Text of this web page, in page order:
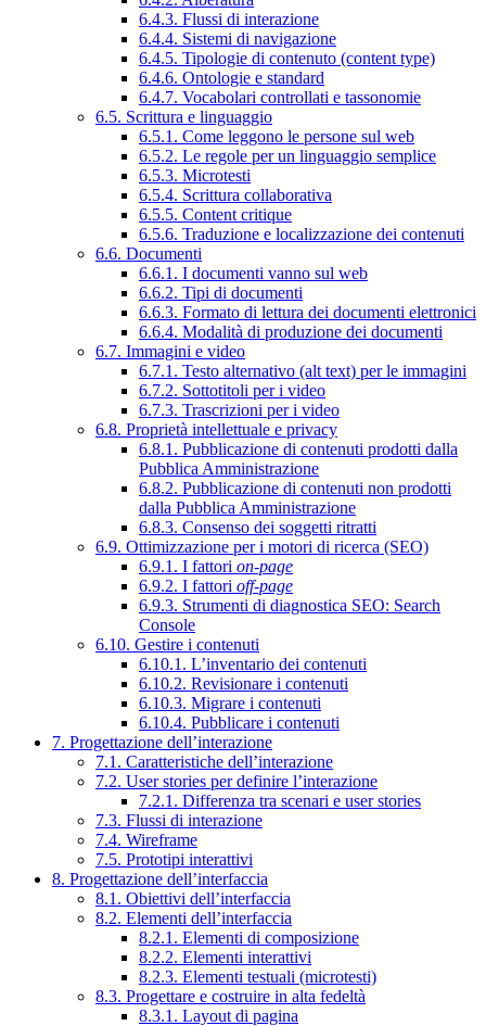
6.4.3. Flussi di interazione
6.4.4. Sistemi di navigazione
6.4.5. Tipologie di contenuto (content type)
6.4.6. Ontologie e standard
6.4.7. Vocabolari controllati e tassonomie
6.5. Scrittura e linguaggio
6.5.1. Come leggono le persone sul web
6.5.2. Le regole per un linguaggio semplice
6.5.3. Microtesti
6.5.4. Scrittura collaborativa
6.5.5. Content critique
6.5.6. Traduzione e localizzazione dei contenuti
6.6. Documenti
6.6.1. I documenti vanno sul web
6.6.2. Tipi di documenti
6.6.3. Formato di lettura dei documenti elettronici
6.6.4. Modalità di produzione dei documenti
6.7. Immagini e video
6.7.1. Testo alternativo (alt text) per le immagini
6.7.2. Sottotitoli per i video
6.7.3. Trascrizioni per i video
6.8. Proprietà intellettuale e privacy
6.8.1. Pubblicazione di contenuti prodotti dalla
Pubblica Amministrazione
6.8.2. Pubblicazione di contenuti non prodotti
dalla Pubblica Amministrazione
6.8.3. Consenso dei soggetti ritratti
6.9. Ottimizzazione per i motori di ricerca (SEO)
6.9.1. I fattori on-page
6.9.2. I fattori off-page
6.9.3. Strumenti di diagnostica SEO: Search
Console
6.10. Gestire i contenuti
6.10.1. L’inventario dei contenuti
6.10.2. Revisionare i contenuti
6.10.3. Migrare i contenuti
6.10.4. Pubblicare i contenuti
7. Progettazione dell’interazione
7.1. Caratteristiche dell’interazione
7.2. User stories per definire l’interazione
7.2.1. Differenza tra scenari e user stories
7.3. Flussi di interazione
7.4. Wireframe
7.5. Prototipi interattivi
8. Progettazione dell’interfaccia
8.1. Obiettivi dell’interfaccia
8.2. Elementi dell’interfaccia
8.2.1. Elementi di composizione
8.2.2. Elementi interattivi
8.2.3. Elementi testuali (microtesti)
8.3. Progettare e costruire in alta fedeltà
8.3.1. Layout di pagina